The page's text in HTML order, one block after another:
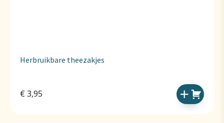
Herbruikbare theezakjes
€ 3,95